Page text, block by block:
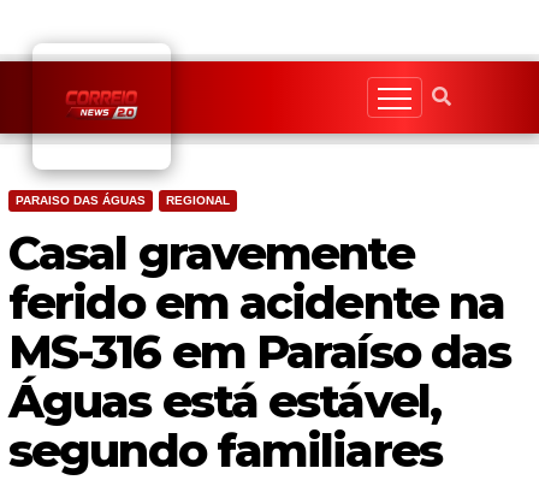
content
PARAISO DAS ÁGUAS REGIONAL
Casal gravemente
ferido em acidente na
MS-316 em Paraíso das
Águas está estável,
segundo familiares